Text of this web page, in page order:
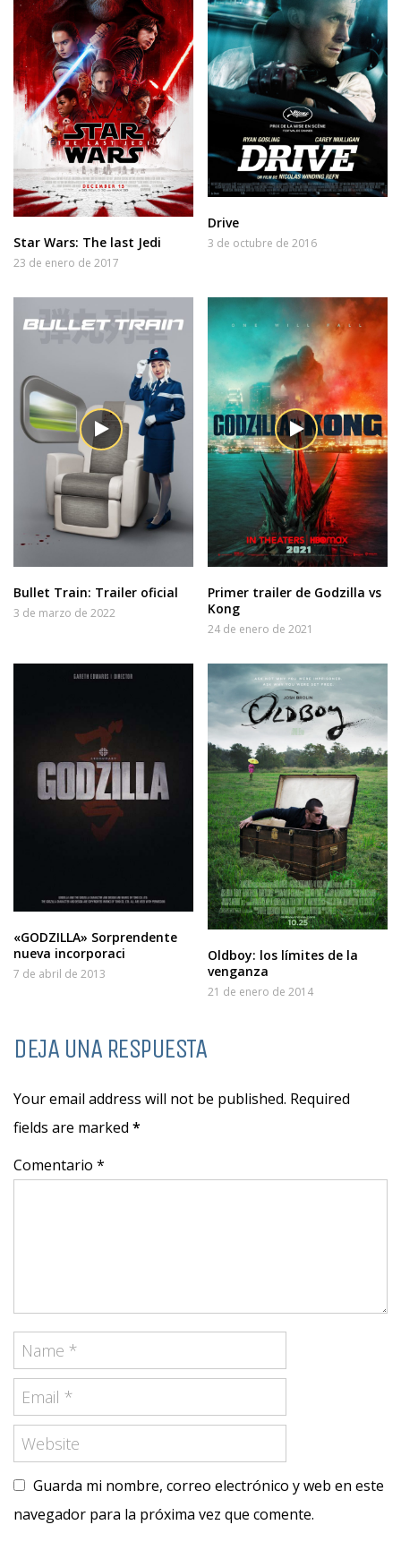
Star Wars: The last Jedi
23 de enero de 2017
Drive
3 de octubre de 2016
Bullet Train: Trailer oficial
3 de marzo de 2022
Primer trailer de Godzilla vs
Kong
24 de enero de 2021
«GODZILLA» Sorprendente
nueva incorporaci
7 de abril de 2013
Oldboy: los límites de la
venganza
21 de enero de 2014
DEJA UNA RESPUESTA
Your email address will not be published. Required
fields are marked *
Comentario *
Guarda mi nombre, correo electrónico y web en este
navegador para la próxima vez que comente.